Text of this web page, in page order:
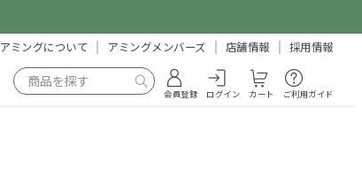
アミングについて アミングメンバーズ 店舗情報 採用情報
会員登録 ログイン カート ご利用ガイド